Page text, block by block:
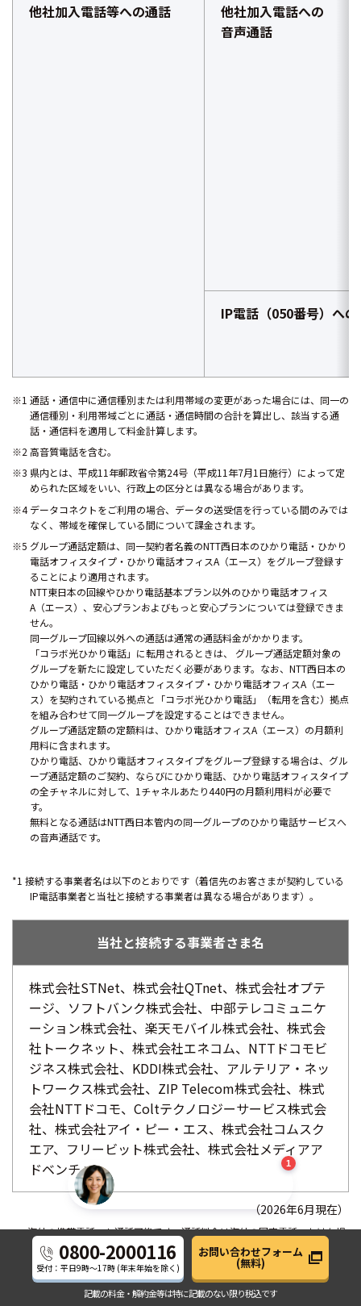
他社加入電話等への通話
他社加入電話への
音声通話
IP電話（050番号）へ
※1 通話・通信中に通信種別または利用帯域の変更があった場合には、同一の
通信種別・利用帯域ごとに通話・通信時間の合計を算出し、該当する通
話・通信料を適用して料金計算します。
※2 高音質電話を含む。
※3 県内とは、平成11年郵政省令第24号（平成11年7月1日施行）によって定
められた区域をいい、行政上の区分とは異なる場合があります。
※4 データコネクトをご利用の場合、データの送受信を行っている間のみでは
なく、帯域を確保している間について課金されます。
※5 グループ通話定額は、同一契約者名義のNTT西日本のひかり電話・ひかり
電話オフィスタイプ・ひかり電話オフィスA（エース）をグループ登録す
ることにより適用されます。
NTT東日本の回線やひかり電話基本プラン以外のひかり電話オフィス
A（エース）、安心プランおよびもっと安心プランについては登録できま
せん。
同一グループ回線以外への通話は通常の通話料金がかかります。
「コラボ光ひかり電話」に転用されるときは、 グループ通話定額対象の
グループを新たに設定していただく必要があります。なお、NTT西日本の
ひかり電話・ひかり電話オフィスタイプ・ひかり電話オフィスA（エー
ス）を契約されている拠点と「コラボ光ひかり電話」（転用を含む）拠点
を組み合わせて同一グループを設定することはできません。
グループ通話定額の定額料は、ひかり電話オフィスA（エース）の月額利
用料に含まれます。
ひかり電話、ひかり電話オフィスタイプをグループ登録する場合は、グル
ープ通話定額のご契約、ならびにひかり電話、ひかり電話オフィスタイプ
の全チャネルに対して、1チャネルあたり440円の月額利用料が必要で
す。
無料となる通話はNTT西日本管内の同一グループのひかり電話サービスへ
の音声通話です。
*1 接続する事業者名は以下のとおりです（着信先のお客さまが契約している
IP電話事業者と当社と接続する事業者は異なる場合があります）。
当社と接続する事業者さま名
株式会社STNet、株式会社QTnet、株式会社オプテ
ージ、ソフトバンク株式会社、中部テレコミュニケ
ーション株式会社、楽天モバイル株式会社、株式会
社トークネット、株式会社エネコム、 NTTドコモビ
ジネス株式会社、KDDI株式会社、アルテリア・ネッ
トワークス株式会社、ZIP Telecom株式会社、株式
会社NTTドコモ、Coltテクノロジーサービス株式会
社、株式会社アイ・ピー・エス、株式会社コムスク
エア、フリービット株式会社、株式会社メディアア
ドベンチャー
（2026年6月現在）
海外の携帯電話へも通話可能です。通話料金は海外の固定電話へかけた場
合と同じです。（ただし、国際ローミングサービスでの通話料金は、各携
帯事業者が定める料金となります。）
0800-2000116
受付：平日9時～17時 (年末年始を除く)
お問い合わせフォーム
(無料)
記載の料金・解約金等は特に記載のない限り税込です
以下からAIチャットにご質問
以下からAIチャットにご質問が可能です
以下からAIチャットにご質問が可能です
1
い
NTT西日本_AIサポート 新規会話
サービスについて詳しい話を聞く(日時予約)
※個人情報（電話番号/メールアドレス/住所など）の入力はできません。
※本チャットは、当社の公開情報・コンテンツに基づきAIが回答していま
す。重要事項は担当者までご確認ください。